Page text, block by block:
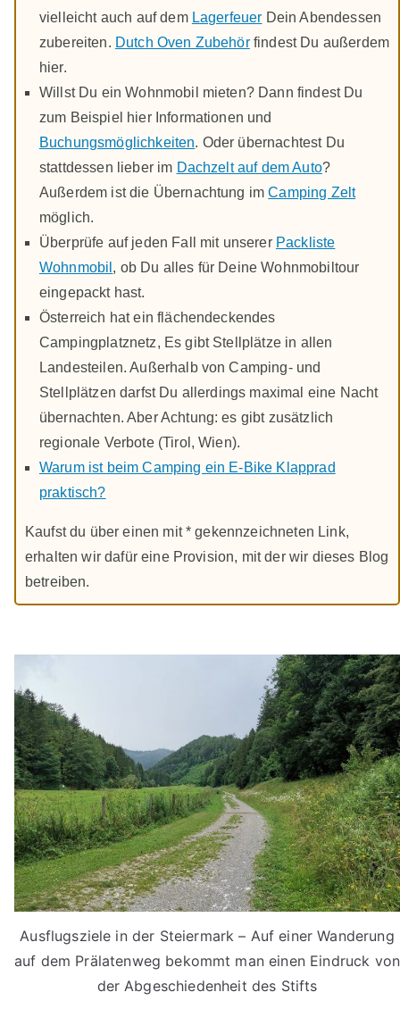
vielleicht auch auf dem Lagerfeuer Dein Abendessen
zubereiten. Dutch Oven Zubehörfindest Du außerdem
hier.
Willst Du ein Wohnmobil mieten? Dann findest Du
zum Beispiel hier Informationen und
Buchungsmöglichkeiten. Oder übernachtest Du
stattdessen lieber im Dachzelt auf dem Auto?
Außerdem ist die Übernachtung imCamping Zelt
möglich.
Überprüfe auf jeden Fall mit unserer Packliste
Wohnmobil , ob Du alles für Deine Wohnmobiltour
eingepackt hast.
Österreich hat ein flächendeckendes
Campingplatznetz, Es gibt Stellplätze in allen
Landesteilen. Außerhalb von Camping- und
Stellplätzen darfst Du allerdings maximal eine Nacht
übernachten. Aber Achtung: es gibt zusätzlich
regionale Verbote (Tirol, Wien).
Warum ist beim Camping ein E-Bike Klapprad
praktisch?
Kaufst du über einen mit * gekennzeichneten Link,
erhalten wir dafür eine Provision, mit der wir dieses Blog
betreiben.
Ausflugsziele in der Steiermark – Auf einer Wanderung
auf dem Prälatenweg bekommt man einen Eindruck von
der Abgeschiedenheit des Stifts